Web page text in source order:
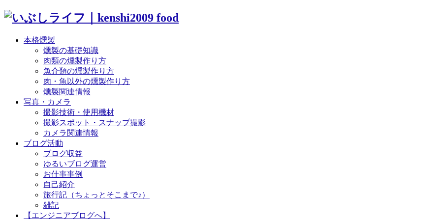
本格燻製
燻製の基礎知識
肉類の燻製作り方
魚介類の燻製作り方
肉・魚以外の燻製作り方
燻製関連情報
写真・カメラ
撮影技術・使用機材
撮影スポット・スナップ撮影
カメラ関連情報
ブログ活動
ブログ収益
ゆるいブログ運営
お仕事事例
自己紹介
旅行記（ちょっとそこまで♪）
雑記
【エンジニアブログへ】